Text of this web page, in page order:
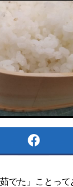
でた」ことって